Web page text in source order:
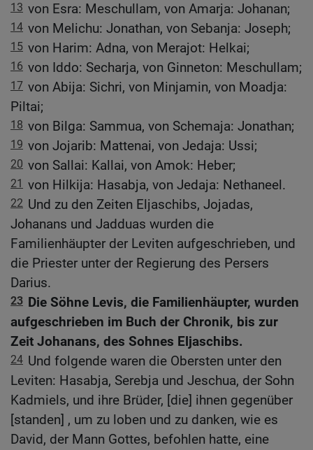
13 von Esra: Meschullam, von Amarja: Johanan;
14 von Melichu: Jonathan, von Sebanja: Joseph;
15 von Harim: Adna, von Merajot: Helkai;
16 von Iddo: Secharja, von Ginneton: Meschullam;
17 von Abija: Sichri, von Minjamin, von Moadja:
Piltai;
18 von Bilga: Sammua, von Schemaja: Jonathan;
19 von Jojarib: Mattenai, von Jedaja: Ussi;
20 von Sallai: Kallai, von Amok: Heber;
21 von Hilkija: Hasabja, von Jedaja: Nethaneel.
22 Und zu den Zeiten Eljaschibs, Jojadas,
Johanans und Jadduas wurden die
Familienhäupter der Leviten aufgeschrieben, und
die Priester unter der Regierung des Persers
Darius.
23 Die Söhne Levis, die Familienhäupter, wurden
aufgeschrieben im Buch der Chronik, bis zur
Zeit Johanans, des Sohnes Eljaschibs.
24 Und folgende waren die Obersten unter den
Leviten: Hasabja, Serebja und Jeschua, der Sohn
Kadmiels, und ihre Brüder, [die] ihnen gegenüber
[standen] , um zu loben und zu danken, wie es
David, der Mann Gottes, befohlen hatte, eine